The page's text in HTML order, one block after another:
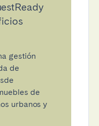
gestión
de
de
urbanos y